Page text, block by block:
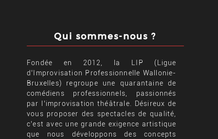
Qui sommes-nous ?
Fondée en 2012, la LIP (Ligue
d’Improvisation Professionnelle Wallonie-
Bruxelles) regroupe une quarantaine de
comédiens professionnels, passionnés
par l’improvisation théâtrale. Désireux de
vous proposer des spectacles de qualité,
c’est avec une grande exigence artistique
que nous développons des concepts